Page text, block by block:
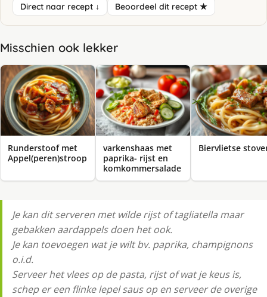
Direct naar recept ↓ Beoordeel dit recept ★
Misschien ook lekker
Runderstoof met
Appel(peren)stroop
varkenshaas met
paprika- rijst en
komkommersalade
Biervlietse
Je kan dit serveren met wilde rijst of tagliatella maar
gebakken aardappels doen het ook.
Je kan toevoegen wat je wilt bv. paprika, champignons
o.i.d.
Serveer het vlees op de pasta, rijst of wat je keus is,
schep er een flinke lepel saus op en serveer de overige